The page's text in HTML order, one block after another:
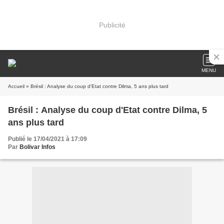
Publicité
MENU
Accueil » Brésil : Analyse du coup d'Etat contre Dilma, 5 ans plus tard
Brésil : Analyse du coup d'Etat contre Dilma, 5
ans plus tard
Publié le 17/04/2021 à 17:09
Par Bolivar Infos